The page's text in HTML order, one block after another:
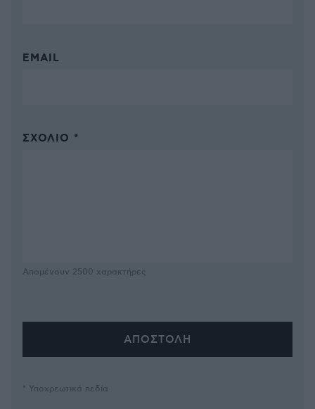
EMAIL
ΣΧΌΛΙΟ *
Απομένουν 2500 χαρακτήρες
* Υποχρεωτικά πεδία